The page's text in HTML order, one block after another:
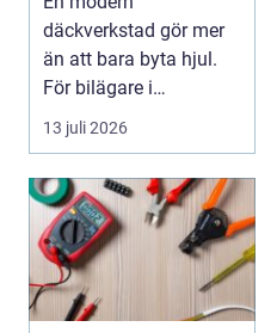
däckverkstad gör mer
än att bara byta hjul.
För bilägare i
Stockholm handlar
13 juli 2026